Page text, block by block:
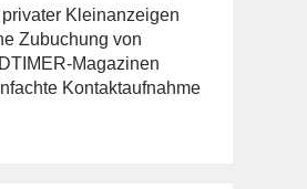
Kleinanzeigen
Zubuchung von
Magazinen
Kontaktaufnahme